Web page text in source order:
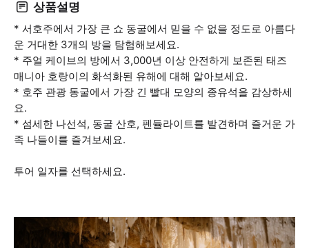
상품설명
* 서호주에서 가장 큰 쇼 동굴에서 믿을 수 없을 정도로 아름다
운 거대한 3개의 방을 탐험해보세요.
* 주얼 케이브의 방에서 3,000년 이상 안전하게 보존된 태즈
매니아 호랑이의 화석화된 유해에 대해 알아보세요.
* 호주 관광 동굴에서 가장 긴 빨대 모양의 종유석을 감상하세
요.
* 섬세한 나선석, 동굴 산호, 펜듈라이트를 발견하며 즐거운 가
족 나들이를 즐겨보세요.
투어 일자를 선택하세요.